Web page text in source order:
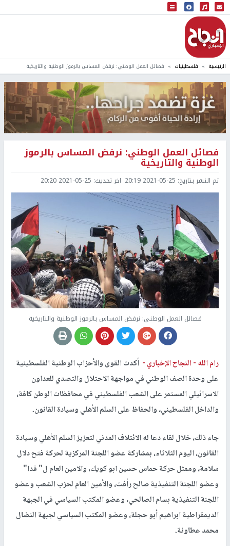
البث المباشر
إذاعة النجاح
الرئيسية فلسطينيات فصائل العمل الوطني: نرفض المساس بالرموز الوطنية والتاريخية
فصائل العمل الوطني: نرفض المساس بالرموز
الوطنية والتاريخية
تم النشر بتاريخ: 2021-05-25 20:19 اخر تحديث: 2021-05-25 20:20
فصائل العمل الوطني: نرفض المساس بالرموز الوطنية والتاريخية
رام الله -النجاح الإخباري - أكدت القوى والأحزاب الوطنية الفلسطينية
على وحدة الصف الوطني في مواجهة الاحتلال والتصدي للعداون
الاسرائيلي المستمر على الشعب الفلسطيني في محافظات الوطن كافة،
والداخل الفلسطيني، والحفاظ على السلم الأهلي وسيادة القانون.
جاء ذلك، خلال لقاء دعا له الائتلاف المدني لتعزيز السلم الأهلي وسيادة
القانون، اليوم الثلاثاء، بمشاركة عضو اللجنة المركزية لحركة فتح دلال
سلامة، وممثل حركة حماس حسين ابو كويك، والامين العام ل" فدا"
وعضو اللجنة التنفيذية صالح رأفت، والأمين العام لحزب الشعب وعضو
اللجنة التنفيذية بسام الصالحي، وعضو المكتب السياسي في الجبهة
الديمقراطية ابراهيم أبو حجلة، وعضو المكتب السياسي لجبهة النضال
محمد عطاونة.